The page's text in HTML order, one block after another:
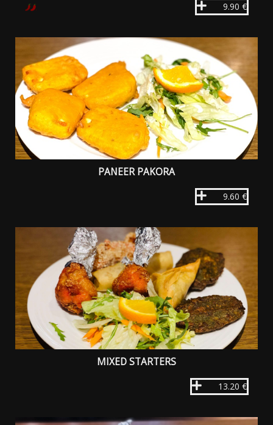
9.90 €
PANEER PAKORA
9.60 €
MIXED STARTERS
13.20 €